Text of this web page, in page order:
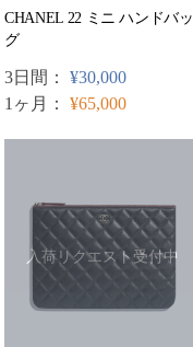
CHANEL 22 ミニ ハンドバッ
グ
3日間： ¥30,000
1ヶ月： ¥65,000
入荷リクエスト受付中